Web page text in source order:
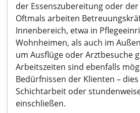
der Essenszubereitung oder
Oftmals arbeiten
Innenbereich, etwa in
Wohnheimen, als auch im
um Ausflüge oder Arztbesuche
Arbeitszeiten sind ebenfalls
Bedürfnissen der Klienten –
Schichtarbeit oder
einschließen.